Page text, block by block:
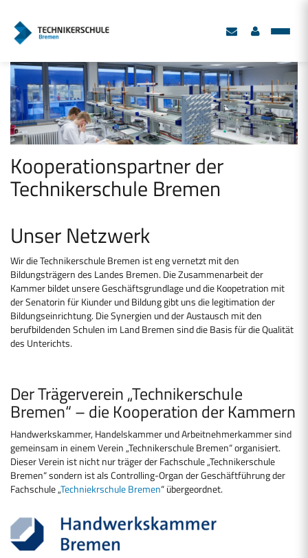
Kooperationspartner der
Technikerschule Bremen
Unser Netzwerk
Wir die Technikerschule Bremen ist eng vernetzt mit den
Bildungsträgern des Landes Bremen. Die Zusammenarbeit der
Kammer bildet unsere Geschäftsgrundlage und die Koopetration mit
der Senatorin für Kiunder und Bildung gibt uns die legitimation der
Bildungseinrichtung. Die Synergien und der Austausch mit den
berufbildenden Schulen im Land Bremen sind die Basis für die Qualität
des Unterichts.
Der Trägerverein „Technikerschule
Bremen“ – die Kooperation der Kammern
Handwerkskammer, Handelskammer und Arbeitnehmerkammer sind
gemeinsam in einem Verein „Technikerschule Bremen“ organisiert.
Dieser Verein ist nicht nur träger der Fachschule „Technikerschule
Bremen“ sondern ist als Controlling-Organ der Geschäftführung der
Fachschule „Techniekrschule Bremen“ übergeordnet.